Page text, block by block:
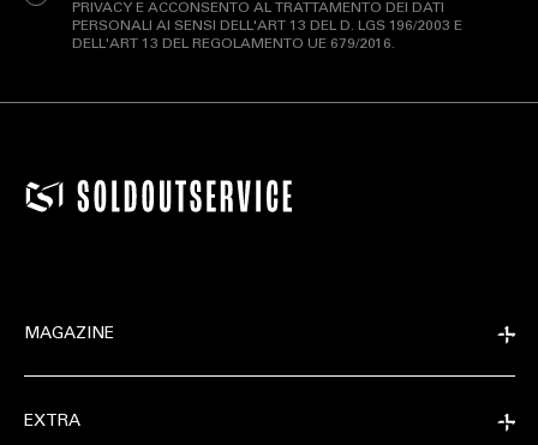
PRIVACY E ACCONSENTO AL TRATTAMENTO DEI DATI
PERSONALI AI SENSI DELL'ART 13 DEL D. LGS 196/2003 E
DELL'ART 13 DEL REGOLAMENTO UE 679/2016.
MAGAZINE
EXTRA